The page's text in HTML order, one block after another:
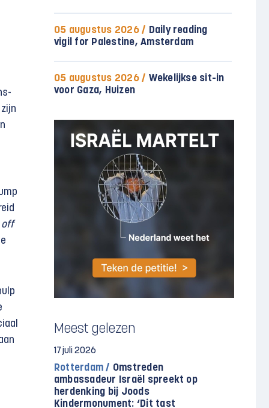
off
05 augustus 2026 / Daily reading
vigil for Palestine, Amsterdam
05 augustus 2026 / Wekelijkse sit-in
voor Gaza, Huizen
Meest gelezen
17 juli 2026
Rotterdam / Omstreden
ambassadeur Israël spreekt op
herdenking bij Joods
Kindermonument: ‘Dit tast